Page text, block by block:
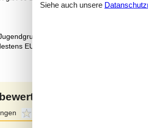
in denen alle 15-25 Jahre
EUR 420,- erhoben.
Siehe auch unsere